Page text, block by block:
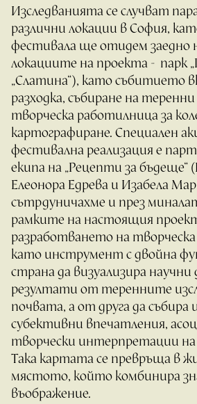
Изследванията се случват
различни локации в София,
фестивала ще отидем заедно
локациите на проекта - парк
„Слатина“), като събитието
разходка, събиране на
творческа работилница за
картографиране. Специален
фестивална реализация е
екипа на „Рецепти за бъдеще“
Елеонора Едрева и Изабела
сътрдуничахме и през
рамките на настоящия
разработването на
като инструмент с двойна
страна да визуализира научни
резултати от теренните
почвата, а от друга да събира
субективни впечатления,
творчески интерпретации
Така картата се превръща в
мястото, който комбинира
въображение.